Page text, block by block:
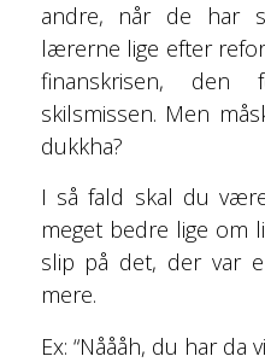
andre, når de har
lærerne lige efter
finanskrisen, den
skilsmissen. Men
dukkha?
I så fald skal du
meget bedre lige om
slip på det, der var
mere.
Ex: “Nåååh, du har da